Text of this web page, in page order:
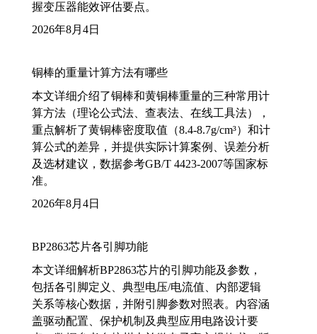
握变压器能效评估要点。
2026年8月4日
铜棒的重量计算方法有哪些
本文详细介绍了铜棒和黄铜棒重量的三种常用计
算方法（理论公式法、查表法、在线工具法），
重点解析了黄铜棒密度取值（8.4-8.7g/cm³）和计
算公式的差异，并提供实际计算案例、误差分析
及选材建议，数据参考GB/T 4423-2007等国家标
准。
2026年8月4日
BP2863芯片各引脚功能
本文详细解析BP2863芯片的引脚功能及参数，
包括各引脚定义、典型电压/电流值、内部逻辑
关系等核心数据，并附引脚参数对照表。内容涵
盖驱动配置、保护机制及典型应用电路设计要